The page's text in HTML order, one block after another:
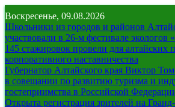
Перейти
к
содержимому
Воскресенье, 09.08.2026
Школьники из городов и районов
участвовали в 26-м фестивале экологов
145 стажировок провели для алтайских
корпоративного наставничества
Губернатор Алтайского края Виктор
в совещании по развитию туризма и
гостеприимства в Российской
Открыта регистрация зрителей на